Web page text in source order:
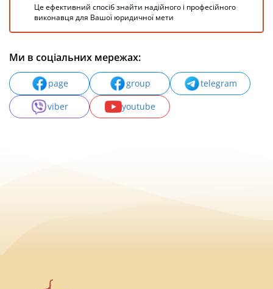
Це ефективний спосіб знайти надійного і професійного
виконавця для Вашої юридичної мети
Ми в соціальних мережах:
page group
telegram
viber
youtube